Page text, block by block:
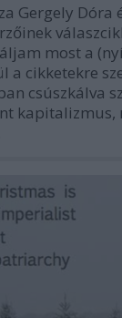
Gergely Dóra
most a
a cikketekre
csúszkálva
kapitalizmus,